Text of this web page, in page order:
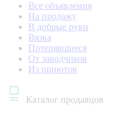
Все объявления
На продажу
В добрые руки
Вязка
Потерявшиеся
От заводчиков
Из приютов
Каталог продавцов